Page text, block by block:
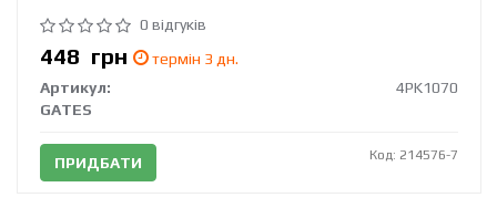
0 відгуків
448 грн
термін 3 дн.
Артикул:
4PK1070
GATES
ПРИДБАТИ Код: 214576-7